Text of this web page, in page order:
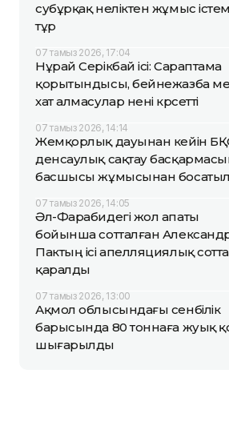
субұрқақ неліктен жұмыс
тұр
07 тамыз 2026, 17:04
Нұрай Серікбай ісі: Сараптама
қорытындысы, бейнежазба
хат алмасулар нені көрсетті
07 тамыз 2026, 14:14
Жемқорлық дауынан кейін
денсаулық сақтау
басшысы жұмысынан
07 тамыз 2026, 14:05
Әл-Фарабидегі жол апаты
бойынша сотталған
Пактың ісі апелляциялық сотта
қаралды
07 тамыз 2026, 13:00
Ақмол облысындағы сенбілік
барысында 80 тоннаға жуық
шығарылды